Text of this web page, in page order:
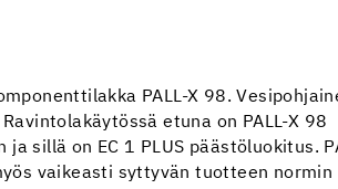
PALL-X 98.
etuna on PALL-X 98
sillä on EC 1 PLUS päästöluokitus.
vaikeasti syttyvän tuotteen normin